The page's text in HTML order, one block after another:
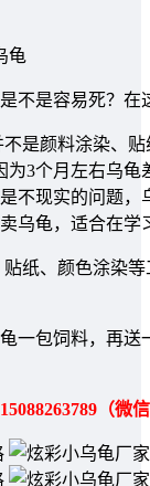
龟
不是容易死？在
是颜料涂染、
3个月左右乌
不现实的问题
乌龟，适合在
纸、颜色涂染
一包饲料，再
（微